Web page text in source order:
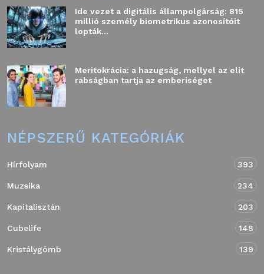
Ide vezet a digitális állampolgárság: 815
millió személy biometrikus azonosítóit
lopták...
Meritokrácia: a hazugság, mellyel az elit
rabságban tartja az emberiséget
NÉPSZERŰ KATEGÓRIÁK
Hírfolyam 393
Muzsika 234
Kapitalisztán 203
Cubelife 148
Kristálygömb 139